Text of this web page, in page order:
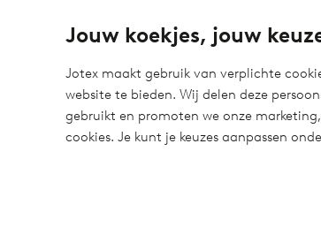
Jouw koekjes, jouw
Jotex maakt gebruik van verplichte
website te bieden. Wij delen deze
gebruikt en promoten we onze
cookies. Je kunt je keuzes aanpassen
Veilig betalen - Nu betalen of
Wil je meer weten over